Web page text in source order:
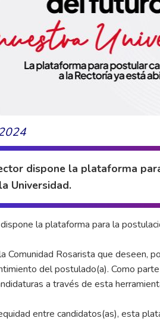
dispone la plataforma
Universidad.
la plataforma para la
Comunidad Rosarista que deseen,
del postulado(a). Como
a través de esta
entre candidatos(as), esta